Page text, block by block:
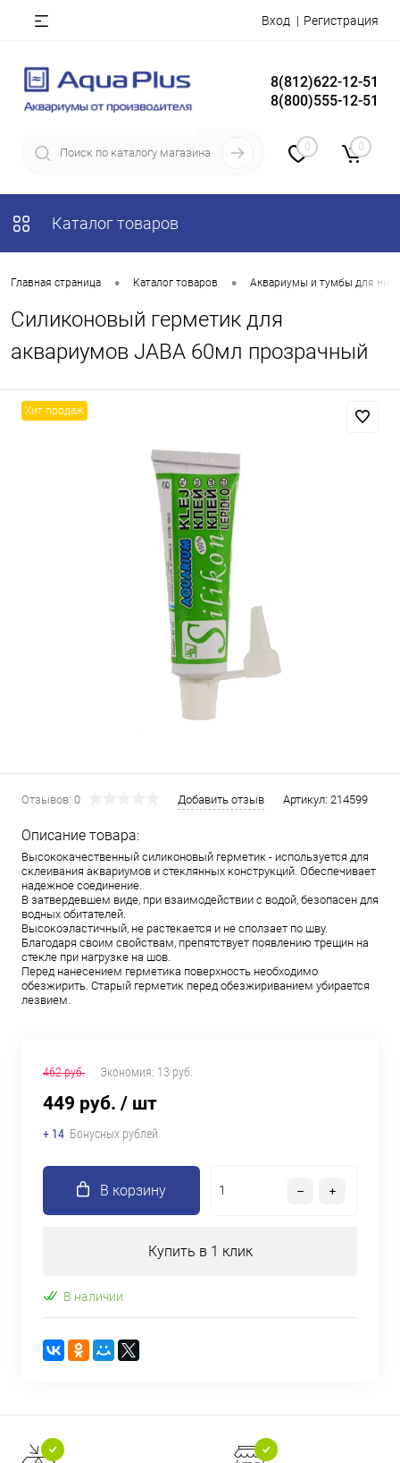
Вход Регистрация
8(812)622-12-51
8(800)555-12-51
0 0
Каталог товаров
Главная страница • Каталог товаров • Аквариумы и тумбы для них
Силиконовый герметик для
аквариумов JABA 60мл прозрачный
Хит продаж
Отзывов: 0 Добавить отзыв Артикул: 214599
Описание товара:
Высококачественный силиконовый герметик - используется для
склеивания аквариумов и стеклянных конструкций. Обеспечивает
надежное соединение.
В затвердевшем виде, при взаимодействии с водой, безопасен для
водных обитателей.
Высокоэластичный, не растекается и не сползает по шву.
Благодаря своим свойствам, препятствует появлению трещин на
стекле при нагрузке на шов.
Перед нанесением герметика поверхность необходимо
обезжирить. Старый герметик перед обезжириванием убирается
лезвием.
462 руб. Экономия: 13 руб.
449 руб. / шт
+ 14 Бонусных рублей
В корзину
Купить в 1 клик
В наличии